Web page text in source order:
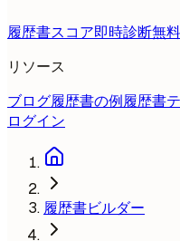
履歴書スコア即時診断無料
リソース
ブログ履歴書の例履歴書
ログイン
履歴書ビルダー